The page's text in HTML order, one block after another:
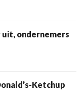
uit, ondernemers
Ketchup